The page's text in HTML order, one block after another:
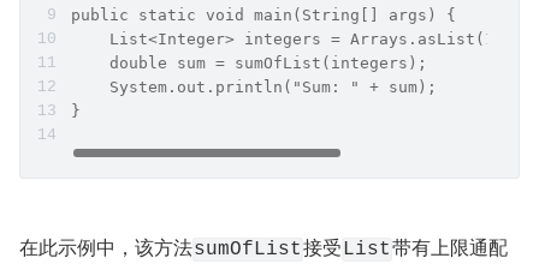
public static void main(String[] args) {
List<Integer> integers = Arrays.asList(1,
    double sum = sumOfList(integers);
    System.out.println("Sum: " + sum);
}
在此示例中，该方法sumOfList接受List带有上限通配